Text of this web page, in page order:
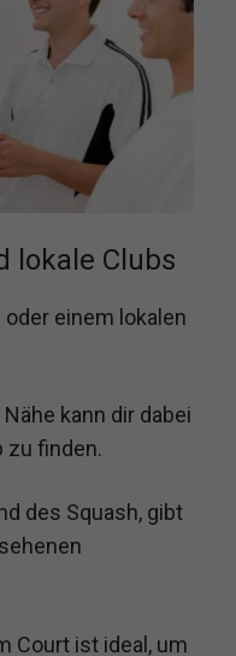
lokale Clubs
einem lokalen
kann dir dabei
zu finden.
des Squash, gibt
Court ist ideal, um